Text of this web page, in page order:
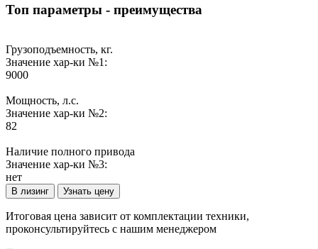
Топ параметры - преимущества
Грузоподъемность, кг.
Значение хар-ки №1:
9000
Мощность, л.с.
Значение хар-ки №2:
82
Наличие полного привода
Значение хар-ки №3:
нет
В лизинг Узнать цену
Итоговая цена зависит от комплектации техники,
проконсультируйтесь с нашим менеджером